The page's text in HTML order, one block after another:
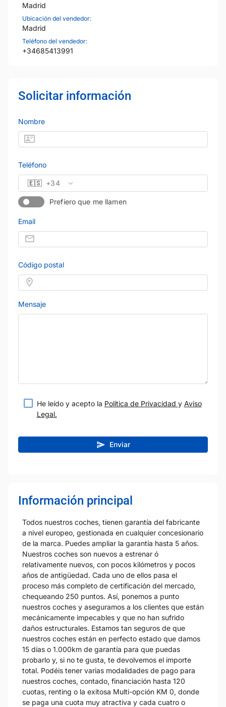
Madrid
Ubicación del vendedor:
Madrid
Teléfono del vendedor:
+34685413991
Solicitar información
Nombre
Teléfono
🇪🇸 +34
Prefiero que me llamen
Email
Código postal
Mensaje
He leído y acepto la Política de Privacidad y Aviso
Legal.
Enviar
Información principal
Todos nuestros coches, tienen garantía del fabricante
a nivel europeo, gestionada en cualquier concesionario
de la marca. Puedes ampliar la garantía hasta 5 años.
Nuestros coches son nuevos a estrenar ó
relativamente nuevos, con pocos kilómetros y pocos
años de antigüedad. Cada uno de ellos pasa el
proceso más completo de certificación del mercado,
chequeando 250 puntos. Así, ponemos a punto
nuestros coches y aseguramos a los clientes que están
mecánicamente impecables y que no han sufrido
daños estructurales. Estamos tan seguros de que
nuestros coches están en perfecto estado que damos
15 días o 1.000km de garantía para que puedas
probarlo y, si no te gusta, te devolvemos el importe
total. Podéis tener varias modalidades de pago para
nuestros coches, contado, financiación hasta 120
cuotas, renting o la exitosa Multi-opción KM 0, donde
se paga una cuota muy atractiva y cada cuatro o